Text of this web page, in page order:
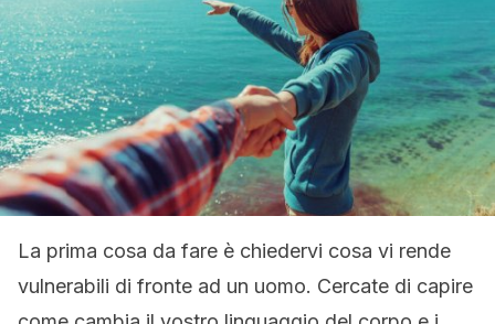
La prima cosa da fare è chiedervi cosa vi rende
vulnerabili di fronte ad un uomo. Cercate di capire